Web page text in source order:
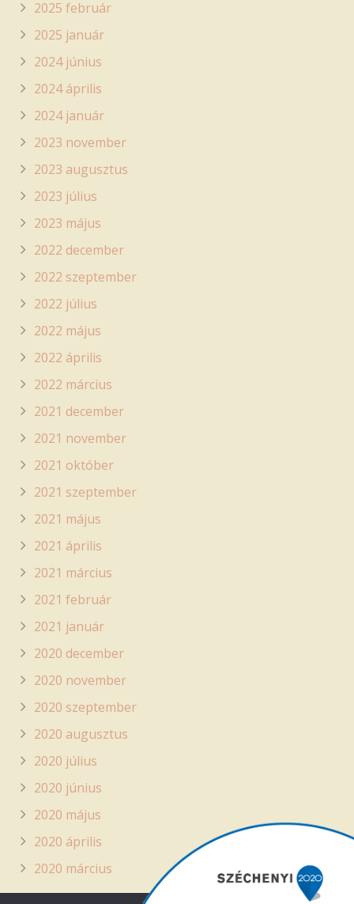
2025 február
2025 január
2024 június
2024 április
2024 január
2023 november
2023 augusztus
2023 július
2023 május
2022 december
2022 szeptember
2022 július
2022 május
2022 április
2022 március
2021 december
2021 november
2021 október
2021 szeptember
2021 május
2021 április
2021 március
2021 február
2021 január
2020 december
2020 november
2020 szeptember
2020 augusztus
2020 július
2020 június
2020 május
2020 április
2020 március